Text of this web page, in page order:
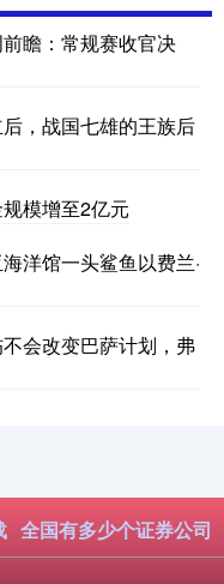
瞻：常规赛收官决
，战国七雄的王族后
模增至2亿元
洋馆一头鲨鱼以费兰·
会改变巴萨计划，弗
全国有多少个证券公司